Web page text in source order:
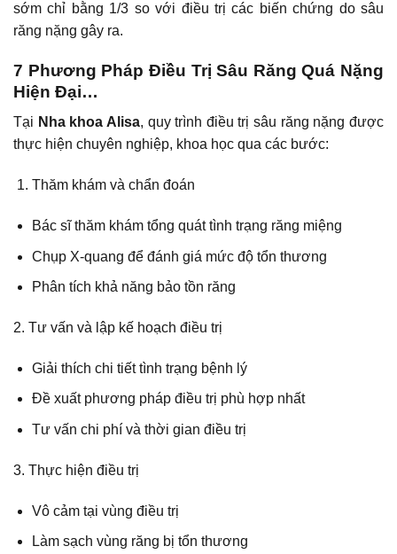
sớm chỉ bằng 1/3 so với điều trị các biến chứng do sâu
răng nặng gây ra.
7 Phương Pháp Điều Trị Sâu Răng Quá Nặng
Hiện Đại…
Tại Nha khoa Alisa, quy trình điều trị sâu răng nặng được
thực hiện chuyên nghiệp, khoa học qua các bước:
Thăm khám và chẩn đoán
Bác sĩ thăm khám tổng quát tình trạng răng miệng
Chụp X-quang để đánh giá mức độ tổn thương
Phân tích khả năng bảo tồn răng
2. Tư vấn và lập kế hoạch điều trị
Giải thích chi tiết tình trạng bệnh lý
Đề xuất phương pháp điều trị phù hợp nhất
Tư vấn chi phí và thời gian điều trị
3. Thực hiện điều trị
Vô cảm tại vùng điều trị
Làm sạch vùng răng bị tổn thương